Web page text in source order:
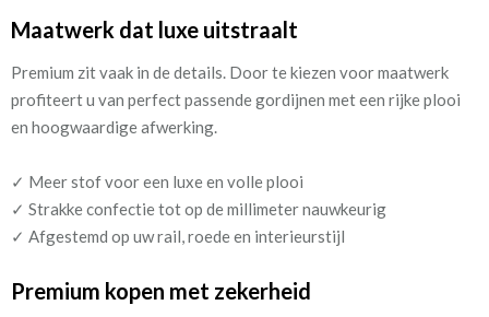
​​​Maatwerk dat luxe uitstraalt
Premium zit vaak in de details. Door te kiezen voor maatwerk
profiteert u van perfect passende gordijnen met een rijke plooi
en hoogwaardige afwerking.
✓ Meer stof voor een luxe en volle plooi
✓ Strakke confectie tot op de millimeter nauwkeurig
✓ Afgestemd op uw rail, roede en interieurstijl
Premium kopen met zekerheid